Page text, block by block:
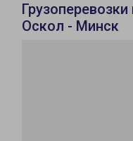
Оскол - Минск